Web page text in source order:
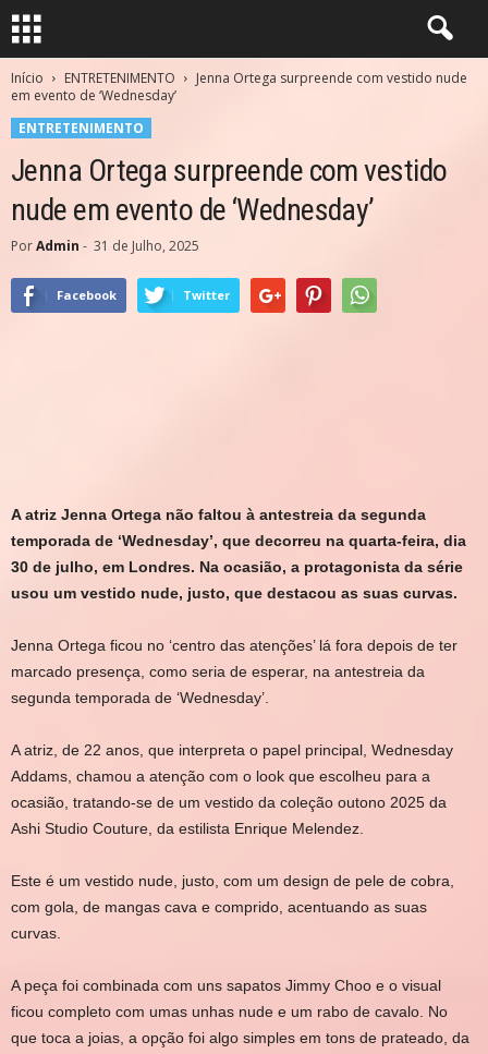
Início ENTRETENIMENTO
Jenna Ortega surpreende com vestido nude
em evento de ‘Wednesday’
ENTRETENIMENTO
Jenna Ortega surpreende com vestido
nude em evento de ‘Wednesday’
PorAdmin - 31 de Julho, 2025
Facebook Twitter
A atriz Jenna Ortega não faltou à antestreia da segunda
temporada de ‘Wednesday’, que decorreu na quarta-feira, dia
30 de julho, em Londres. Na ocasião, a protagonista da série
usou um vestido nude, justo, que destacou as suas curvas.
Jenna Ortega ficou no ‘centro das atenções’ lá fora depois de ter
marcado presença, como seria de esperar, na antestreia da
segunda temporada de ‘Wednesday’.
A atriz, de 22 anos, que interpreta o papel principal, Wednesday
Addams, chamou a atenção com o look que escolheu para a
ocasião, tratando-se de um vestido da coleção outono 2025 da
Ashi Studio Couture, da estilista Enrique Melendez.
Este é um vestido nude, justo, com um design de pele de cobra,
com gola, de mangas cava e comprido, acentuando as suas
curvas.
A peça foi combinada com uns sapatos Jimmy Choo e o visual
ficou completo com umas unhas nude e um rabo de cavalo. No
que toca a joias, a opção foi algo simples em tons de prateado, da